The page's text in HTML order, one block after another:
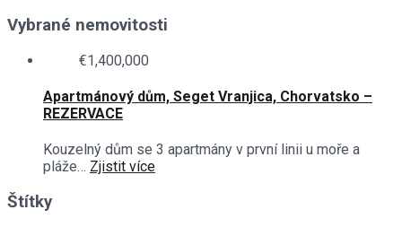
Vybrané nemovitosti
€1,400,000
Apartmánový dům, Seget Vranjica, Chorvatsko –
REZERVACE
Kouzelný dům se 3 apartmány v první linii u moře a
pláže… Zjistit více
Štítky